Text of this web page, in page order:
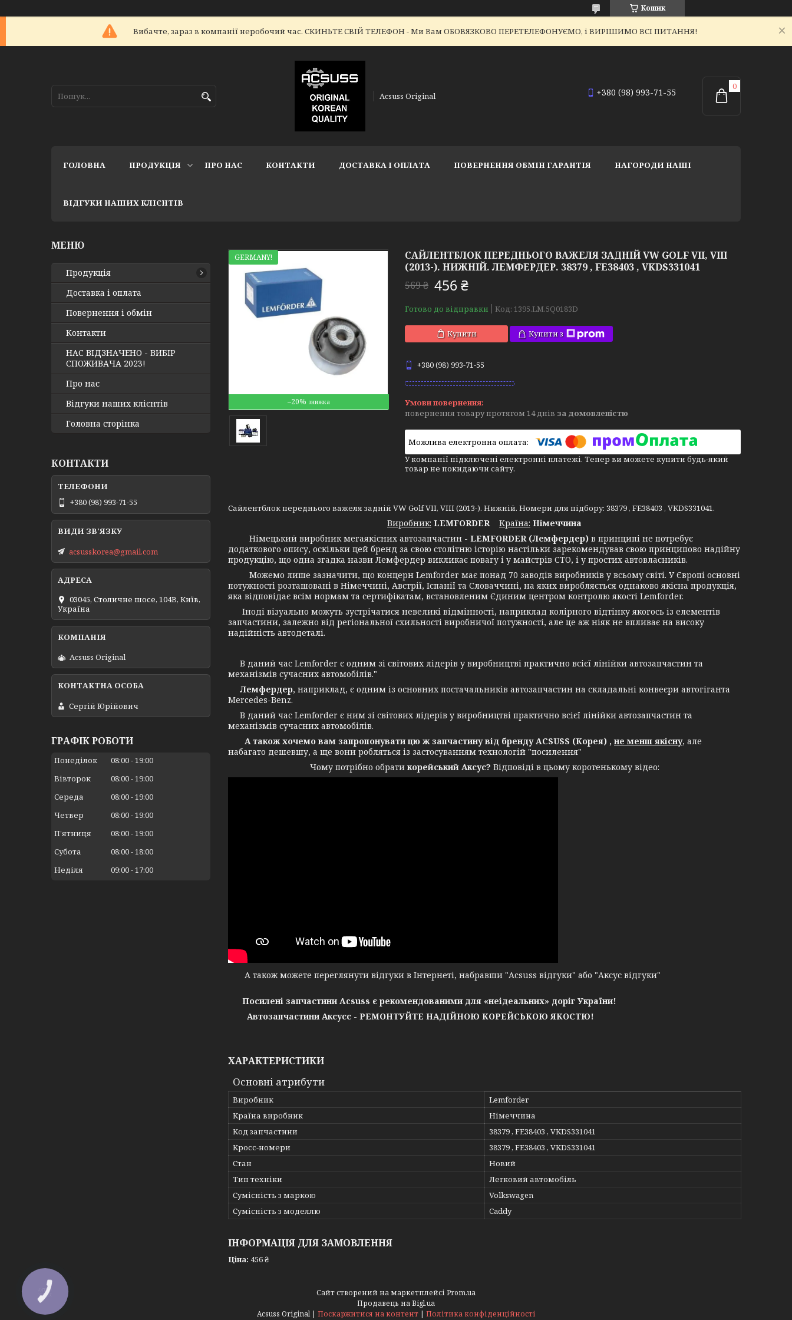
Кошик
Вибачте, зараз в компанії неробочий час. СКИНЬТЕ СВІЙ ТЕЛЕФОН - Ми Вам ОБОВЯЗКОВО ПЕРЕТЕЛЕФОНУЄМО, і ВИРІШИМО ВСІ ПИТАННЯ!
Acsuss Original +380 (98) 993-71-55
ГОЛОВНА ПРОДУКЦІЯ ПРО НАС КОНТАКТИ ДОСТАВКА І ОПЛАТА ПОВЕРНЕННЯ ОБМІН ГАРАНТІЯ НАГОРОДИ НАШІ
ВІДГУКИ НАШИХ КЛІЄНТІВ
–20%
GERMANY!
САЙЛЕНТБЛОК ПЕРЕДНЬОГО ВАЖЕЛЯ ЗАДНІЙ VW GOLF VII, VIII
(2013-). НИЖНІЙ. ЛЕМФЕРДЕР. 38379 , FE38403 , VKDS331041
569 ₴ 456 ₴
Готово до відправки Код: 1395.LM.5Q0183D
Купити Купити з
+380 (98) 993-71-55
повернення товару протягом 14 днів за домовленістю
У компанії підключені електронні платежі. Тепер ви можете купити будь-який
товар не покидаючи сайту.
Сайлентблок переднього важеля задній VW Golf VII, VIII (2013-). Нижній. Номери для підбору: 38379 , FE38403 , VKDS331041.
Виробник: LEMFORDER Крaїна: Німеччина
Німецький виробник мегаякісних автозапчастин - LEMFORDER (Лемфердер) в принципі не потребує
додаткового опису, оскільки цей бренд за свою столітню історію настільки зарекомендував свою принципово надійну
продукцію, що одна згадка назви Лемфердер викликає повагу і у майстрів СТО, і у простих автовласників.
Можемо лише зазначити, що концерн Lemforder має понад 70 заводів виробників у всьому світі. У Європі основні
потужності розташовані в Німеччині, Австрії, Іспанії та Словаччині, на яких виробляється однаково якісна продукція,
яка відповідає всім нормам та сертифікатам, встановленим Єдиним центром контролю якості Lemforder.
Іноді візуально можуть зустрічатися невеликі відмінності, наприклад колірного відтінку якогось із елементів
запчастини, залежно від регіональної схильності виробничої потужності, але це аж ніяк не впливає на високу
надійність автодеталі.
В даний час Lemforder є одним зі світових лідерів у виробництві практично всієї лінійки автозапчастин та
механізмів сучасних автомобілів."
Лемфердер, наприклад, є одним із основних постачальників автозапчастин на складальні конвеєри автогіганта
Mercedes-Benz.
В даний час Lemforder є ним зі світових лідерів у виробництві практично всієї лінійки автозапчастин та
механізмів сучасних автомобілів.
А також хочемо вам запропонувати цю ж запчастину від бренду ACSUSS (Корея) ,не менш якісну, але
набагато дешевшу, а ще вони робляться із застосуванням технологій "посилення"
Чому потрібно обратикорейський Аксус? Відповіді в цьому коротенькому відео:
А також можете переглянути відгуки в Інтернеті, набравши "Acsuss відгуки" або "Аксус відгуки"
Посилені запчастини Acsuss є рекомендованими для «неідеальних» доріг України!
Автозапчастини Аксусс - РЕМОНТУЙТЕ НАДІЙНОЮ КОРЕЙСЬКОЮ ЯКОСТЮ!
ХАРАКТЕРИСТИКИ
Основні атрибути
Виробник
Lemforder
Країна виробник
Німеччина
Код запчастини
38379 , FE38403 , VKDS331041
Кросс-номери
38379 , FE38403 , VKDS331041
Стан
Новий
Тип техніки
Легковий автомобіль
Сумісність з маркою
Volkswagen
Сумісність з моделлю
Caddy
ІНФОРМАЦІЯ ДЛЯ ЗАМОВЛЕННЯ
Ціна: 456 ₴
Продукція
Доставка і оплата
Повернення і обмін
Контакти
НАС ВІДЗНАЧЕНО - ВИБІР
СПОЖИВАЧА 2023!
Про нас
Відгуки наших клієнтів
Головна сторінка
КОНТАКТИ
+380 (98) 993-71-55
acsusskorea@gmail.com
03045, Столичне шосе, 104B, Київ,
Україна
Acsuss Original
Сергій Юрійович
ГРАФІК РОБОТИ
Понеділок 08:00 19:00
Вівторок
08:00 19:00
Середа
08:00 19:00
Четвер
08:00 19:00
Пʼятниця
08:00 19:00
Субота
08:00 18:00
Неділя
09:00 17:00
Сайт створений на маркетплейсі Prom.ua
Продавець на Bigl.ua
Acsuss Original | Поскаржитися на контент | Політика конфіденційності
КНОПКА
ЗВ'ЯЗКУ